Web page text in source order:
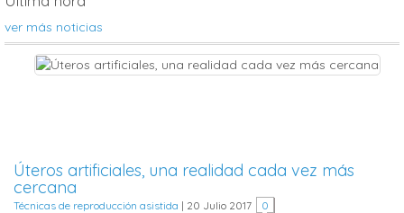
ver más noticias
Úteros artificiales, una realidad cada vez más
cercana
Técnicas de reproducción asistida | 20 Julio 2017 0